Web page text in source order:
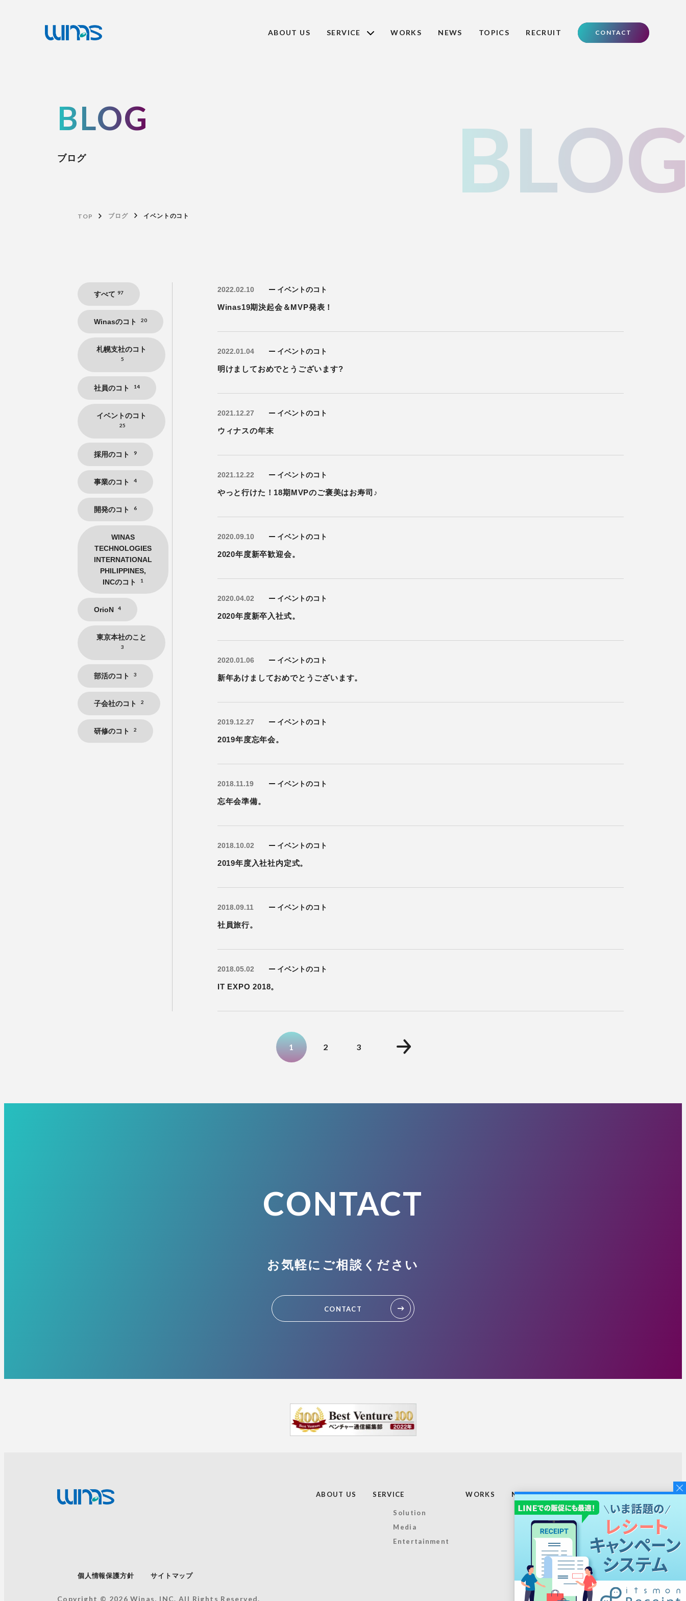
ABOUT US SERVICE WORKS NEWS TOPICS RECRUIT CONTACT
BLOG
ブログ
TOP ブログ イベントのコト
すべて 97
Winasのコト 20
札幌支社のコト
5
社員のコト 14
イベントのコト
25
採用のコト 9
事業のコト 4
開発のコト 6
WINAS
TECHNOLOGIES
INTERNATIONAL
PHILIPPINES,
INCのコト
1
OrioN 4
東京本社のこと
3
部活のコト 3
子会社のコト 2
研修のコト 2
2022.02.10 イベントのコト
Winas19期決起会＆MVP発表！
2022.01.04 イベントのコト
明けましておめでとうございます?
2021.12.27 イベントのコト
ウィナスの年末
2021.12.22 イベントのコト
やっと行けた！18期MVPのご褒美はお寿司♪
2020.09.10 イベントのコト
2020年度新卒歓迎会。
2020.04.02 イベントのコト
2020年度新卒入社式。
2020.01.06 イベントのコト
新年あけましておめでとうございます。
2019.12.27 イベントのコト
2019年度忘年会。
2018.11.19 イベントのコト
忘年会準備。
2018.10.02 イベントのコト
2019年度入社社内定式。
2018.09.11 イベントのコト
社員旅行。
2018.05.02 イベントのコト
IT EXPO 2018。
1 2 3
CONTACT
お気軽にご相談ください
CONTACT
ABOUT US SERVICE
Solution
Media
Entertainment
WORKS NEWS TOPICS RECRUIT
個人情報保護方針 サイトマップ
Copyright © 2026 Winas, INC. All Rights Reserved.